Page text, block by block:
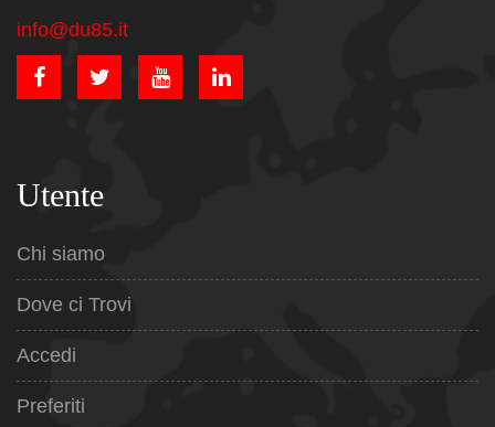
info@du85.it
Utente
Chi siamo
Dove ci Trovi
Accedi
Preferiti